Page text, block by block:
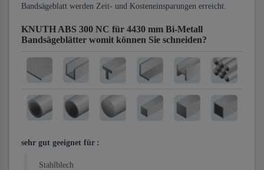
Bandsägeblatt werden Zeit- und Kosteneinsparungen erreicht.
KNUTH ABS 300 NC für 4430 mm Bi-Metall
Bandsägeblätter womit können Sie schneiden?
sehr gut geeignet für :
Stahlblech